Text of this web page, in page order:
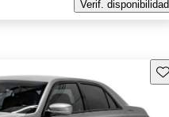
Verif. disponibilidad